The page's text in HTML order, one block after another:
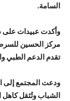
السامة.
وأكدت عبيدات على
مركز الحسين
تقدم الدعم الطبي
ودعت المجتمع إلى
الشباب وتُثقل كاهل